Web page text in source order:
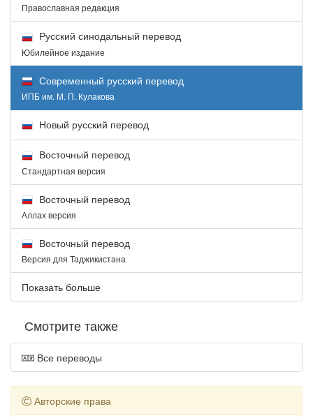
Православная редакция
Русский синодальный перевод
Юбилейное издание
Современный русский перевод
ИПБ им. М. П. Кулакова
Новый русский перевод
Восточный перевод
Стандартная версия
Восточный перевод
Аллах версия
Восточный перевод
Версия для Таджикистана
Показать больше
Смотрите также
Все переводы
Авторские права